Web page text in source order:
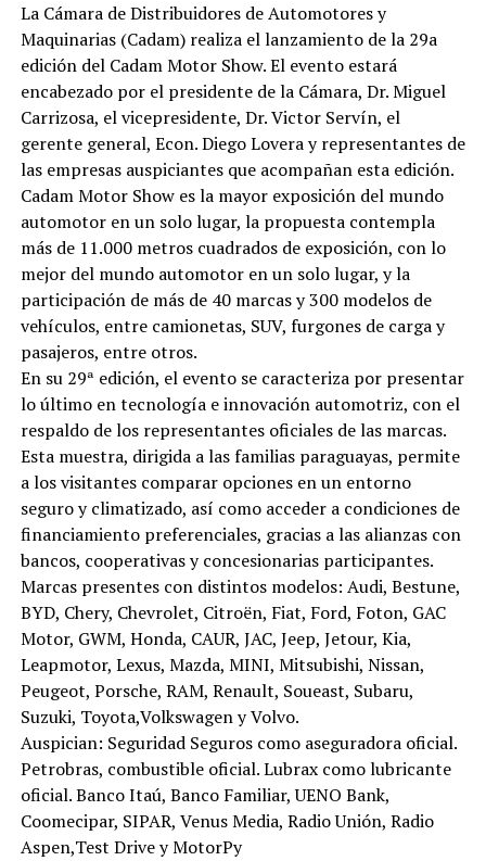
La Cámara de Distribuidores de Automotores y
Maquinarias (Cadam) realiza el lanzamiento de la 29a
edición del Cadam Motor Show. El evento estará
encabezado por el presidente de la Cámara, Dr. Miguel
Carrizosa, el vicepresidente, Dr. Victor Servín, el
gerente general, Econ. Diego Lovera y representantes de
las empresas auspiciantes que acompañan esta edición.
Cadam Motor Show es la mayor exposición del mundo
automotor en un solo lugar, la propuesta contempla
más de 11.000 metros cuadrados de exposición, con lo
mejor del mundo automotor en un solo lugar, y la
participación de más de 40 marcas y 300 modelos de
vehículos, entre camionetas, SUV, furgones de carga y
pasajeros, entre otros.
En su 29ª edición, el evento se caracteriza por presentar
lo último en tecnología e innovación automotriz, con el
respaldo de los representantes oficiales de las marcas.
Esta muestra, dirigida a las familias paraguayas, permite
a los visitantes comparar opciones en un entorno
seguro y climatizado, así como acceder a condiciones de
financiamiento preferenciales, gracias a las alianzas con
bancos, cooperativas y concesionarias participantes.
Marcas presentes con distintos modelos: Audi, Bestune,
BYD, Chery, Chevrolet, Citroën, Fiat, Ford, Foton, GAC
Motor, GWM, Honda, CAUR, JAC, Jeep, Jetour, Kia,
Leapmotor, Lexus, Mazda, MINI, Mitsubishi, Nissan,
Peugeot, Porsche, RAM, Renault, Soueast, Subaru,
Suzuki, Toyota,Volkswagen y Volvo.
Auspician: Seguridad Seguros como aseguradora oficial.
Petrobras, combustible oficial. Lubrax como lubricante
oficial. Banco Itaú, Banco Familiar, UENO Bank,
Coomecipar, SIPAR, Venus Media, Radio Unión, Radio
Aspen,Test Drive y MotorPy